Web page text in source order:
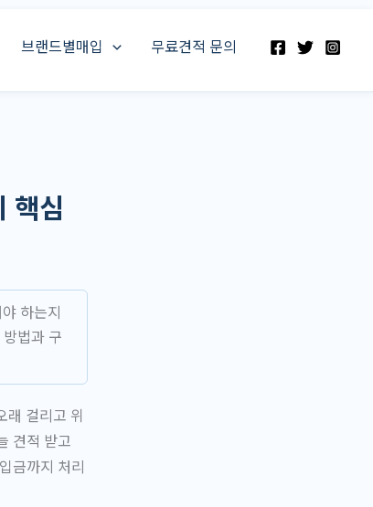
브랜드별매입 무료견적 문의
핵심
하는지
법과 구
래 걸리고 위
견적 받고
금까지 처리